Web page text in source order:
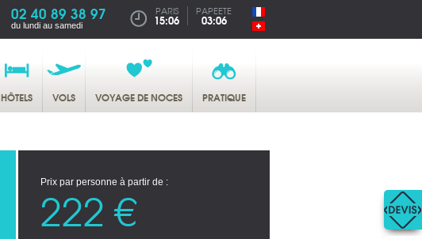
02 40 89 38 97
du lundi au samedi
PARIS
15:06
PAPEETE
03:06
HÔTELS VOLS VOYAGE DE NOCES PRATIQUE
Prix par personne à partir de :
222 €